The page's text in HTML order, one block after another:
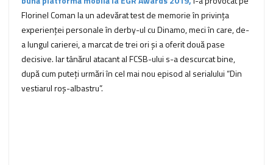
Florinel Coman la un adevărat test de memorie în privința
experienței personale în derby-ul cu Dinamo, meci în care, de-
a lungul carierei, a marcat de trei ori și a oferit două pase
decisive. Iar tânărul atacant al FCSB-ului s-a descurcat bine,
după cum puteți urmări în cel mai nou episod al serialului “Din
vestiarul roș-albastru”.